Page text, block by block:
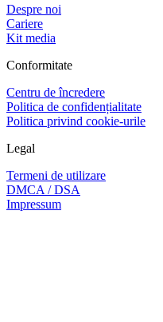
Despre noi
Cariere
Kit media
Conformitate
Centru de încredere
Politica de confidențialitate
Politica privind cookie-urile
Legal
Termeni de utilizare
DMCA / DSA
Impressum